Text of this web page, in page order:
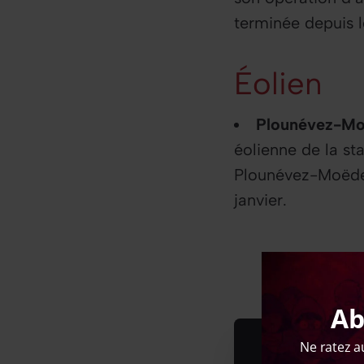
terminée depuis
Éolien
Plounévez-
éolienne de la
Plounévez-
janvier.
Ne ratez